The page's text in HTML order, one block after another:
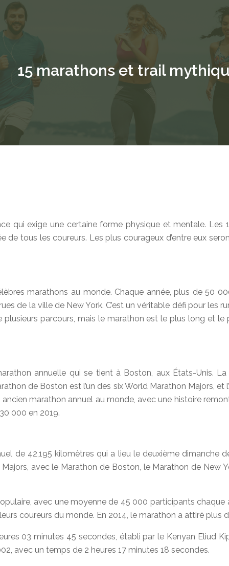
15 marathons et trail
qui exige une certaine forme physique et mentale.
de tous les coureurs. Les plus courageux d’entre eux
marathons au monde. Chaque année, plus de 50
de la ville de New York. C’est un véritable défi pour les
parcours, mais le marathon est le plus long et le
annuelle qui se tient à Boston, aux États-Unis.
de Boston est l’un des six World Marathon Majors, et
marathon annuel au monde, avec une histoire
000 en 2019.
de 42,195 kilomètres qui a lieu le deuxième dimanche
avec le Marathon de Boston, le Marathon de New
avec une moyenne de 45 000 participants
coureurs du monde. En 2014, le marathon a attiré plus
03 minutes 45 secondes, établi par le Kenyan Eliud
avec un temps de 2 heures 17 minutes 18 secondes.